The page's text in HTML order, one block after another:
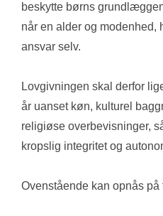
beskytte børns
når en alder og modenhed,
ansvar selv.
Lovgivningen skal derfor
år uanset køn, kulturel
religiøse overbevisninger,
kropslig integritet og
Ovenstående kan opnås på